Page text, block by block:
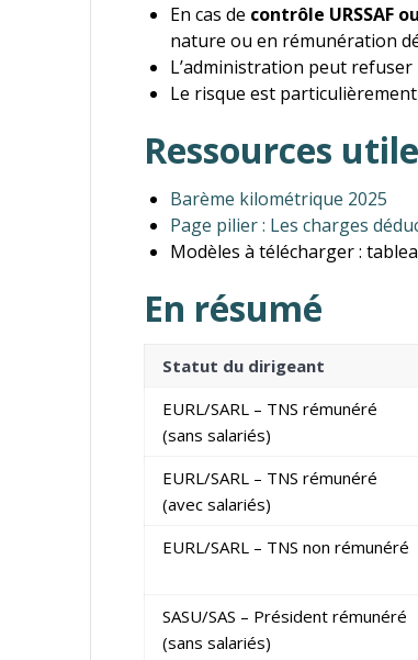
En cas de contrôle URSSAF
nature ou en rémunération
L’administration peut refuser
Le risque est
Ressources
Barème kilométrique 2025
Page pilier : Les charges
Modèles à télécharger :
En résumé
Statut du dirigeant
EURL/SARL – TNS rémunéré
(sans salariés)
EURL/SARL – TNS rémunéré
(avec salariés)
EURL/SARL – TNS non rémunéré
SASU/SAS – Président rémunéré
(sans salariés)